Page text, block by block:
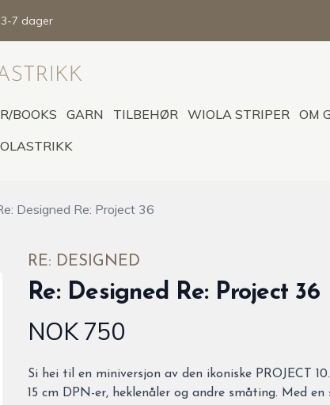
7 dager
BOOKS GARN TILBEHØR WIOLA STRIPER
OM
Designed Re: Project 36
RE: DESIGNED
Re: Designed Re: Project 36
Produktdetaljer
NOK 750
Description
Si hei til en miniversjon av den ikoniske PROJECT
15 cm DPN-er, heklenåler og andre småting. Med